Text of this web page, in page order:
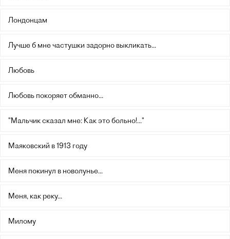
Лондонцам
Лучше б мне частушки задорно выкликать...
Любовь
Любовь покоряет обманно...
"Мальчик сказал мне: Как это больно!..."
Маяковский в 1913 году
Меня покинул в новолунье...
Меня, как реку...
Милому